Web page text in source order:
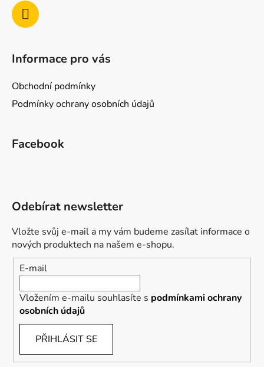
Informace pro vás
Obchodní podmínky
Podmínky ochrany osobních údajů
Facebook
Odebírat newsletter
Vložte svůj e-mail a my vám budeme zasílat informace o
nových produktech na našem e-shopu.
E-mail
Vložením e-mailu souhlasíte s podmínkami ochrany
osobních údajů
PŘIHLÁSIT SE